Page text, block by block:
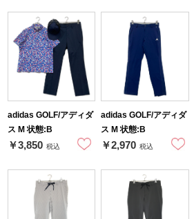
adidas GOLF/アディダ
ス M 状態:B
￥3,850 税込
adidas GOLF/アディダ
ス M 状態:B
￥2,970 税込